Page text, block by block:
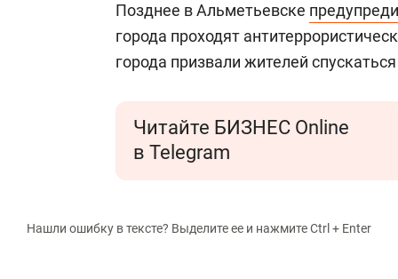
Позднее в Альметьевске
города проходят
города призвали жителей
Читайте БИЗНЕС Online
в Telegram
Нашли ошибку в тексте? Выделите ее и нажмите Ctrl + Enter